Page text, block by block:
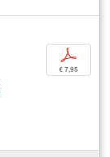
p
€ 7,95